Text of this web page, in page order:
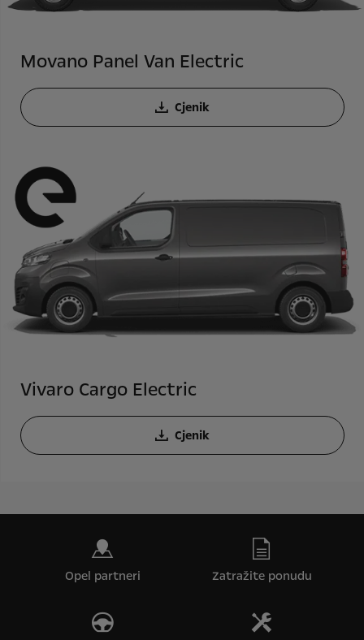
Movano Panel Van Electric
Cjenik
Vivaro Cargo Electric
Cjenik
Opel partneri Zatražite ponudu